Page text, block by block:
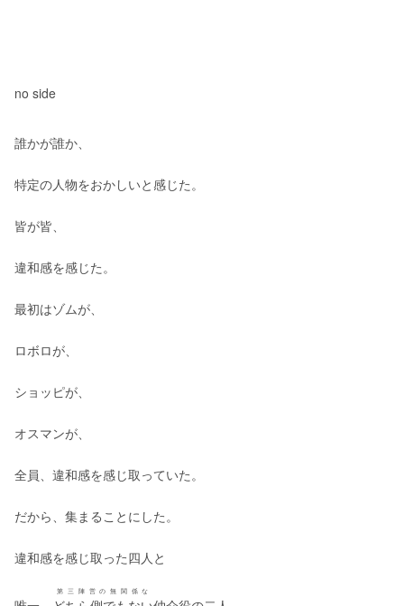
no side
誰かが誰か、
特定の人物をおかしいと感じた。
皆が皆、
違和感を感じた。
最初はゾムが、
ロボロが、
ショッピが、
オスマンが、
全員、違和感を感じ取っていた。
だから、集まることにした。
違和感を感じ取った四人と
第三陣営の無関係な